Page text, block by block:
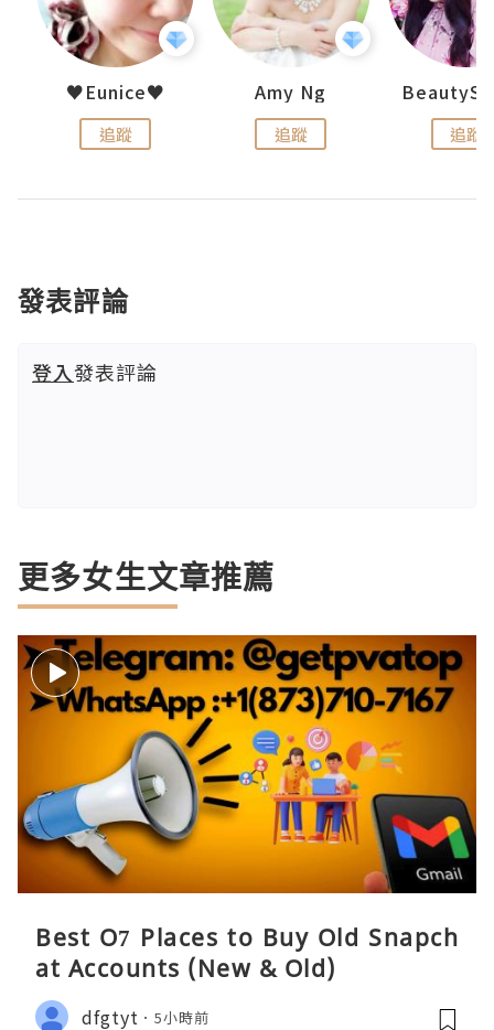
♥Eunice♥
追蹤
Amy Ng
追蹤 追蹤
發表評論
登入發表評論
更多女生文章推薦
Best O7 Places to Buy Old Snapch
at Accounts (New & Old)
dfgtyt 5小時前